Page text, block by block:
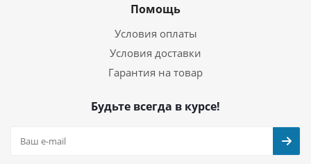
Помощь
Условия оплаты
Условия доставки
Гарантия на товар
Будьте всегда в курсе!